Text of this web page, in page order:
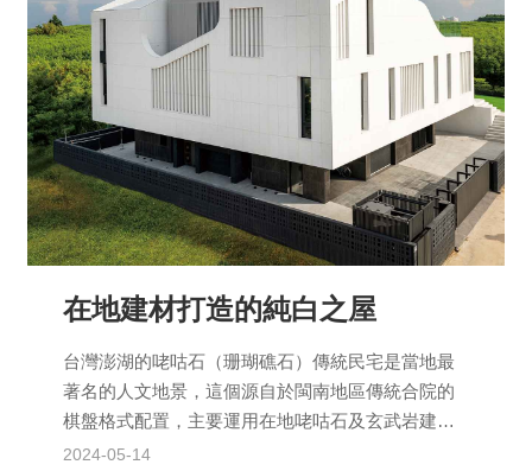
在地建材打造的純白之屋
台灣澎湖的咾咕石（珊瑚礁石）傳統民宅是當地最
著名的人文地景，這個源自於閩南地區傳統合院的
棋盤格式配置，主要運用在地咾咕石及玄武岩建造
而成，形構出具地方特色的民宅建築。澎湖獨特的
2024-05-14